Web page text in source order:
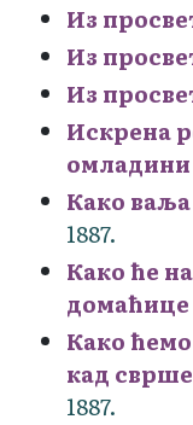
Из
Из
Из
Искрена
омладини
Како
1887.
Како ће
домаћице
Како
кад
1887.